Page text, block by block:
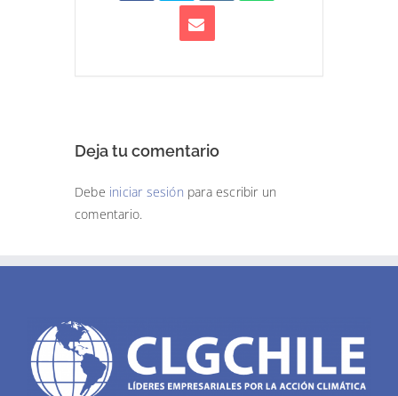
Deja tu comentario
Debe iniciar sesión para escribir un
comentario.